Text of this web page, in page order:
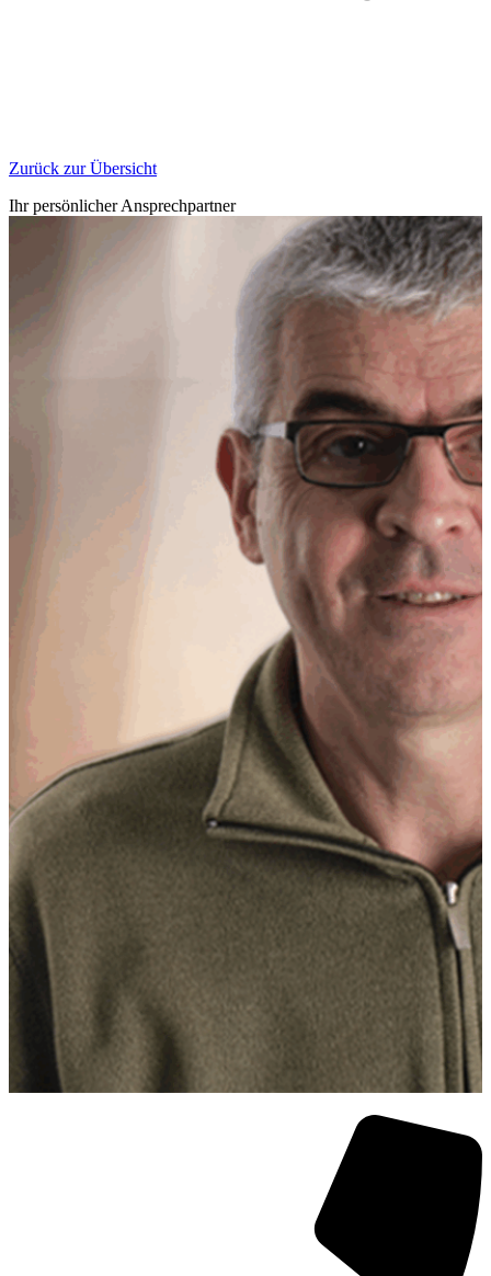
Zurück zur Übersicht
Ihr persönlicher Ansprechpartner